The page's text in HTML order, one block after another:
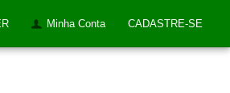
Minha Conta CADASTRE-SE